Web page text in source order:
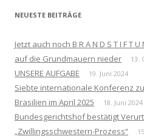
NEUESTE BEITRÄGE
Jetzt auch noch B R A N D S T I F T
auf die Grundmauern nieder
13.
UNSERE AUFGABE 19. Juni 2024
Siebte internationale Konferenz
Brasilien im April 2025
18. Juni 2024
Bundesgerichtshof bestätigt
„Zwillingsschwestern-Prozess“